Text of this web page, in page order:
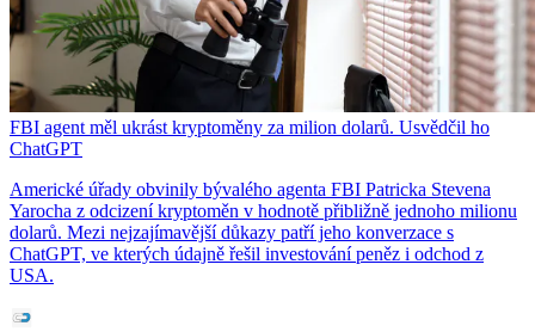
FBI agent měl ukrást kryptoměny za milion dolarů. Usvědčil ho
ChatGPT
Americké úřady obvinily bývalého agenta FBI Patricka Stevena
Yarocha z odcizení kryptoměn v hodnotě přibližně jednoho milionu
dolarů. Mezi nejzajímavější důkazy patří jeho konverzace s
ChatGPT, ve kterých údajně řešil investování peněz i odchod z
USA.